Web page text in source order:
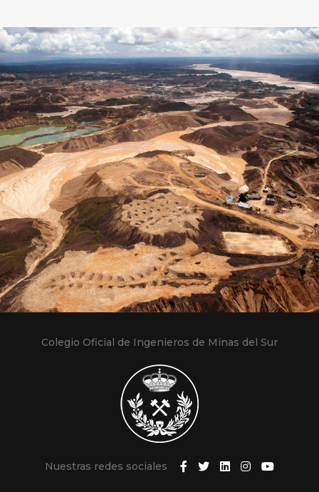
Colegio Oficial de Ingenieros de Minas del Sur
Nuestras redes sociales